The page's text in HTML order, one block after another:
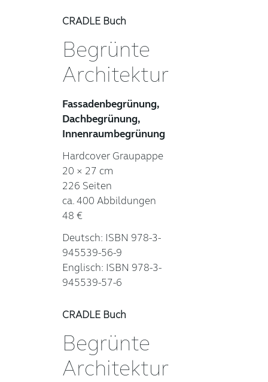
CRADLE Buch
Begrünte
Architektur
Fassadenbegrünung,
Dachbegrünung,
Innenraumbegrünung
Hardcover Graupappe
20 × 27 cm
226 Seiten
ca. 400 Abbildungen
48 €
Deutsch: ISBN 978-3-
945539-56-9
Englisch: ISBN 978-3-
945539-57-6
CRADLE Buch
Begrünte
Architektur